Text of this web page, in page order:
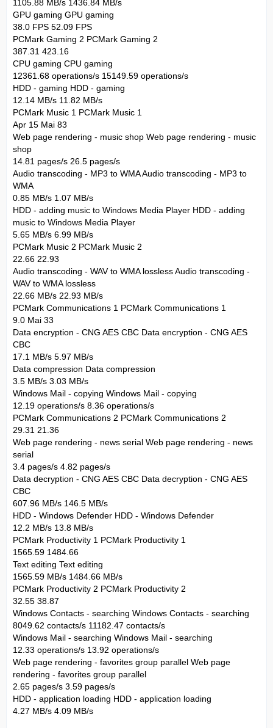
1105.88 MB/s 1436.84 MB/s
GPU gaming GPU gaming
38.0 FPS 52.09 FPS
PCMark Gaming 2 PCMark Gaming 2
387.31 423.16
CPU gaming CPU gaming
12361.68 operations/s 15149.59 operations/s
HDD - gaming HDD - gaming
12.14 MB/s 11.82 MB/s
PCMark Music 1 PCMark Music 1
Apr 15 Mai 83
Web page rendering - music shop Web page rendering - music
shop
14.81 pages/s 26.5 pages/s
Audio transcoding - MP3 to WMA Audio transcoding - MP3 to
WMA
0.85 MB/s 1.07 MB/s
HDD - adding music to Windows Media Player HDD - adding
music to Windows Media Player
5.65 MB/s 6.99 MB/s
PCMark Music 2 PCMark Music 2
22.66 22.93
Audio transcoding - WAV to WMA lossless Audio transcoding -
WAV to WMA lossless
22.66 MB/s 22.93 MB/s
PCMark Communications 1 PCMark Communications 1
9.0 Mai 33
Data encryption - CNG AES CBC Data encryption - CNG AES
CBC
17.1 MB/s 5.97 MB/s
Data compression Data compression
3.5 MB/s 3.03 MB/s
Windows Mail - copying Windows Mail - copying
12.19 operations/s 8.36 operations/s
PCMark Communications 2 PCMark Communications 2
29.31 21.36
Web page rendering - news serial Web page rendering - news
serial
3.4 pages/s 4.82 pages/s
Data decryption - CNG AES CBC Data decryption - CNG AES
CBC
607.96 MB/s 146.5 MB/s
HDD - Windows Defender HDD - Windows Defender
12.2 MB/s 13.8 MB/s
PCMark Productivity 1 PCMark Productivity 1
1565.59 1484.66
Text editing Text editing
1565.59 MB/s 1484.66 MB/s
PCMark Productivity 2 PCMark Productivity 2
32.55 38.87
Windows Contacts - searching Windows Contacts - searching
8049.62 contacts/s 11182.47 contacts/s
Windows Mail - searching Windows Mail - searching
12.33 operations/s 13.92 operations/s
Web page rendering - favorites group parallel Web page
rendering - favorites group parallel
2.65 pages/s 3.59 pages/s
HDD - application loading HDD - application loading
4.27 MB/s 4.09 MB/s